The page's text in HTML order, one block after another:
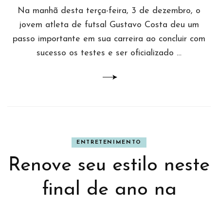
Na manhã desta terça-feira, 3 de dezembro, o
jovem atleta de futsal Gustavo Costa deu um
passo importante em sua carreira ao concluir com
sucesso os testes e ser oficializado …
ENTRETENIMENTO
Renove seu estilo neste
final de ano na